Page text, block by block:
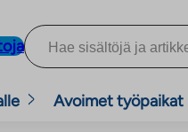
Avoimet työpaikat